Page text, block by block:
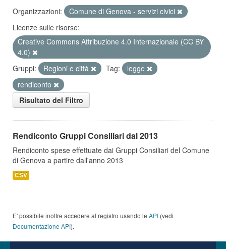
Organizzazioni:
Comune di Genova - servizi civici
Licenze sulle risorse:
Creative Commons Attribuzione 4.0 Internazionale (CC BY
4.0)
Gruppi:
Regioni e città Tag:
legge
rendiconto
Risultato del Filtro
Rendiconto Gruppi Consiliari dal 2013
Rendiconto spese effettuate dai Gruppi Consiliari del Comune
di Genova a partire dall'anno 2013
CSV
E' possibile inoltre accedere al registro usando le API (vedi
Documentazione API).